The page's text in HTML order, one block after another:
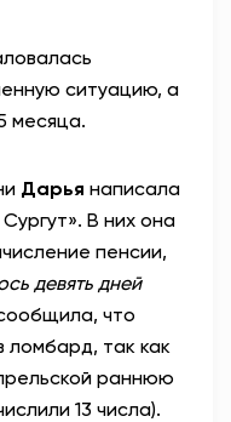
ситуацию, а
месяца.
Дарья написала
В них она
пенсии,
девять дней
что
ломбард, так как
раннюю
13 числа).